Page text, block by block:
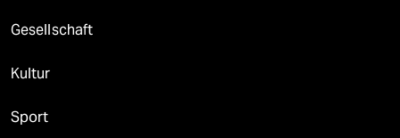
Gesellschaft
Kultur
Sport